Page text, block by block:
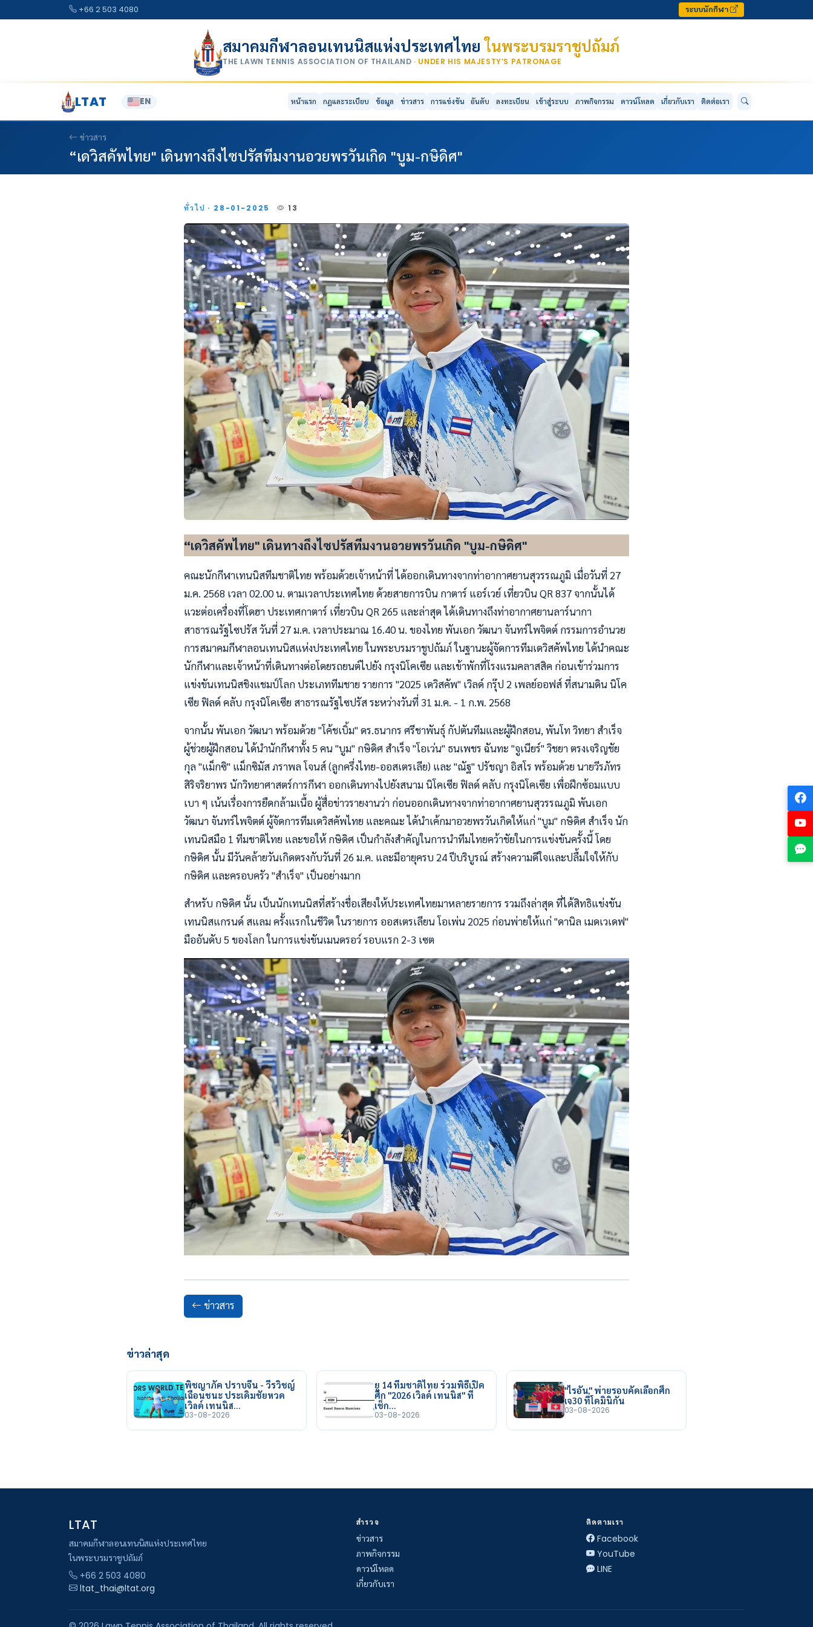
+66 2 503 4080 ระบบนักกีฬา
สมาคมกีฬาลอนเทนนิสแห่งประเทศไทยในพระบรมราชูปถัมภ์
THE LAWN TENNIS ASSOCIATION OF THAILAND · UNDER HIS MAJESTY’S PATRONAGE
LTAT EN หน้าแรก กฎและระเบียบ ข้อมูล ข่าวสาร การแข่งขัน อันดับ ลงทะเบียน เข้าสู่ระบบ ภาพกิจกรรม ดาวน์โหลด เกี่ยวกับเรา ติดต่อเรา
ข่าวสาร
“เดวิสคัพไทย" เดินทางถึงไซปรัสทีมงานอวยพรวันเกิด "บูม-กษิดิศ"
ทั่วไป · 28-01-2025 13
“เดวิสคัพไทย" เดินทางถึงไซปรัสทีมงานอวยพรวันเกิด "บูม-กษิดิศ"
คณะนักกีฬาเทนนิสทีมชาติไทย พร้อมด้วยเจ้าหน้าที่ ได้ออกเดินทางจากท่าอากาศยานสุวรรณภูมิ เมื่อวันที่ 27
ม.ค. 2568 เวลา 02.00 น. ตามเวลาประเทศไทย ด้วยสายการบิน กาตาร์ แอร์เวย์ เที่ยวบิน QR 837 จากนั้นได้
แวะต่อเครื่องที่โดฮา ประเทศกาตาร์ เที่ยวบิน QR 265 และล่าสุด ได้เดินทางถึงท่าอากาศยานลาร์นากา
สาธารณรัฐไซปรัส วันที่ 27 ม.ค. เวลาประมาณ 16.40 น. ของไทย พันเอก วัฒนา จันทร์ไพจิตต์ กรรมการอำนวย
การสมาคมกีฬาลอนเทนนิสแห่งประเทศไทย ในพระบรมราชูปถัมภ์ ในฐานะผู้จัดการทีมเดวิสคัพไทย ได้นำคณะ
นักกีฬาและเจ้าหน้าที่เดินทางต่อโดยรถยนต์ไปยัง กรุงนิโคเซีย และเข้าพักที่โรงแรมคลาสสิค ก่อนเข้าร่วมการ
แข่งขันเทนนิสชิงแชมป์โลก ประเภททีมชาย รายการ "2025 เดวิสคัพ" เวิลด์ กรุ๊ป 2 เพลย์ออฟส์ ที่สนามดิน นิโค
เซีย ฟิลด์ คลับ กรุงนิโคเซีย สาธารณรัฐไซปรัส ระหว่างวันที่ 31 ม.ค. - 1 ก.พ. 2568
จากนั้น พันเอก วัฒนา พร้อมด้วย "โค้ชเบิ้ม" ดร.ธนากร ศรีชาพันธุ์ กัปตันทีมและผู้ฝึกสอน, พันโท วิทยา สำเร็จ
ผู้ช่วยผู้ฝึกสอน ได้นำนักกีฬาทั้ง 5 คน "บูม" กษิดิศ สำเร็จ "โอเว่น" ธนเพชร ฉันทะ "จูเนียร์" วิชยา ตรงเจริญชัย
กุล "แม็กซิ" แม็กซิมัส ภราพล โจนส์ (ลูกครึ่งไทย-ออสเตรเลีย) และ "ณัฐ" ปรัชญา อิสโร พร้อมด้วย นายวีรภัทร
สิริจริยาพร นักวิทยาศาสตร์การกีฬา ออกเดินทางไปยังสนาม นิโคเซีย ฟิลด์ คลับ กรุงนิโคเซีย เพื่อฝึกซ้อมแบบ
เบา ๆ เน้นเรื่องการยืดกล้ามเนื้อ ผู้สื่อข่าวรายงานว่า ก่อนออกเดินทางจากท่าอากาศยานสุวรรณภูมิ พันเอก
วัฒนา จันทร์ไพจิตต์ ผู้จัดการทีมเดวิสคัพไทย และคณะ ได้นำเค้กมาอวยพรวันเกิดให้แก่ "บูม" กษิดิศ สำเร็จ นัก
เทนนิสมือ 1 ทีมชาติไทย และขอให้ กษิดิศ เป็นกำลังสำคัญในการนำทีมไทยคว้าชัยในการแข่งขันครั้งนี้ โดย
กษิดิศ นั้น มีวันคล้ายวันเกิดตรงกับวันที่ 26 ม.ค. และมีอายุครบ 24 ปีบริบูรณ์ สร้างความดีใจและปลื้มใจให้กับ
กษิดิศ และครอบครัว "สำเร็จ" เป็นอย่างมาก
สำหรับ กษิดิศ นั้น เป็นนักเทนนิสที่สร้างชื่อเสียงให้ประเทศไทยมาหลายรายการ รวมถึงล่าสุด ที่ได้สิทธิแข่งขัน
เทนนิสแกรนด์ สแลม ครั้งแรกในชีวิต ในรายการ ออสเตรเลียน โอเพ่น 2025 ก่อนพ่ายให้แก่ "ดานิล เมดเวเดฟ"
มืออันดับ 5 ของโลก ในการแข่งขันเมนดรอว์ รอบแรก 2-3 เซต
ข่าวสาร
ข่าวล่าสุด
พิชญาภัค ปราบจีน - วีรวิชญ์
เฉือนชนะ ประเดิมชัยหวด
เวิลด์ เทนนิส…
03-08-2026
ยู 14 ทีมชาติไทย ร่วมพิธีเปิด
ศึก "2026 เวิลด์ เทนนิส" ที่
เช็ก…
03-08-2026
"ไรอัน" พ่ายรอบคัดเลือกศึก
เจ30 ที่โดมินิกัน
03-08-2026
LTAT
สมาคมกีฬาลอนเทนนิสแห่งประเทศไทย
ในพระบรมราชูปถัมภ์
+66 2 503 4080
ltat_thai@ltat.org
สำรวจ
ข่าวสาร
ภาพกิจกรรม
ดาวน์โหลด
เกี่ยวกับเรา
ติดตามเรา
Facebook
YouTube
LINE